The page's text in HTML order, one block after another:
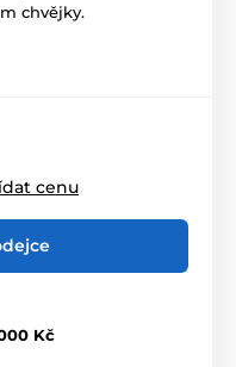
chvějky.
cenu
Kč